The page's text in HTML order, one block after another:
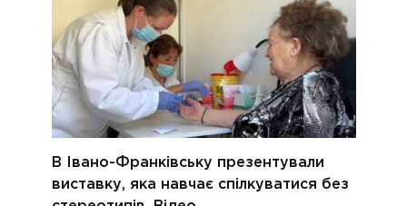
В Івано-Франківську презентували
виставку, яка навчає спілкуватися без